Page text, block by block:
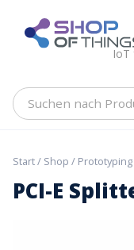
content
IoT
Suchen
Hersteller,
Start/ Shop / Prototyping
PCI-E